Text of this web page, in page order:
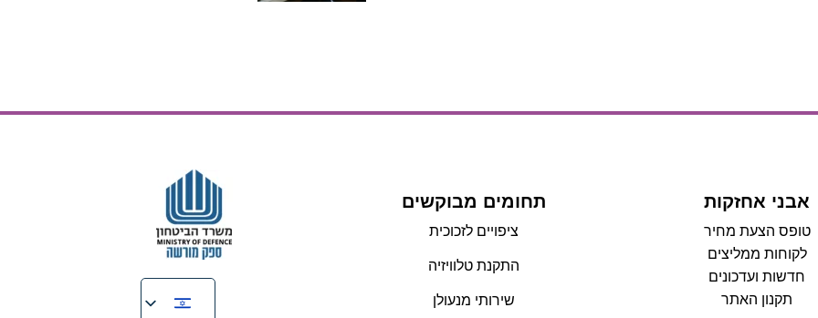
אבני אחזקות
טופס הצעת מחיר
לקוחות ממליצים
חדשות ועדכונים
תקנון האתר
תחומים מבוקשים
ציפויים לזכוכית
התקנת טלוויזיה
שירותי מנעולן